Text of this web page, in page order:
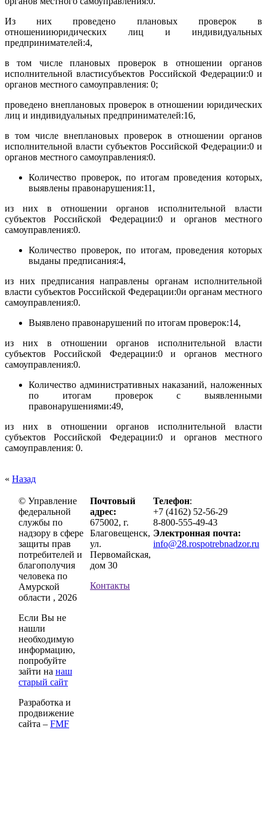
Из них проведено плановых проверок в
отношенииюридических лиц и индивидуальных
предпринимателей:4,
в том числе плановых проверок в отношении органов
исполнительной властисубъектов Российской Федерации:0 и
органов местного самоуправления: 0;
проведено внеплановых проверок в отношении юридических
лиц и индивидуальных предпринимателей:16,
в том числе внеплановых проверок в отношении органов
исполнительной власти субъектов Российской Федерации:0 и
органов местного самоуправления:0.
Количество проверок, по итогам проведения которых,
выявлены правонарушения:11,
из них в отношении органов исполнительной власти
субъектов Российской Федерации:0 и органов местного
самоуправления:0.
Количество проверок, по итогам, проведения которых
выданы предписания:4,
из них предписания направлены органам исполнительной
власти субъектов Российской Федерации:0и органам местного
самоуправления:0.
Выявлено правонарушений по итогам проверок:14,
из них в отношении органов исполнительной власти
субъектов Российской Федерации:0 и органов местного
самоуправления:0.
Количество административных наказаний, наложенных
по итогам проверок с выявленными
правонарушениями:49,
из них в отношении органов исполнительной власти
субъектов Российской Федерации:0 и органов местного
самоуправления: 0.
« Назад
© Управление
федеральной
службы по
надзору в сфере
защиты прав
потребителей и
благополучия
человека по
Амурской
области , 2026
Если Вы не
нашли
необходимую
информацию,
попробуйте
зайти на наш
старый сайт
Разработка и
продвижение
сайта – FMF
Почтовый
адрес:
675002, г.
Благовещенск,
ул.
Первомайская,
дом 30
Контакты
Телефон:
+7 (4162) 52-56-29
8-800-555-49-43
Электронная почта:
info@28.rospotrebnadzor.ru